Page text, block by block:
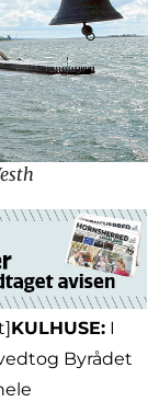
KULHUSE: I
Byrådet